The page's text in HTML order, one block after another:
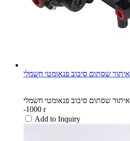
איתור שסתום סיבוב פנאומטי חשמלי yt -1000 yt -1000 l yt
-1000 r
Add to Inquiry